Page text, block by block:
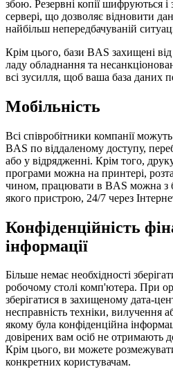
збою. Резервні копії шифруються і
сервері, що дозволяє відновити
найбільш непередбачуваній
Крім цього, бази BAS захищені від
ладу обладнання та
всі зусилля, щоб ваша база даних
Мобільність
Всі співробітники компанії
BAS по віддаленому доступу,
або у відрядженні. Крім того,
програми можна на принтері,
чином, працювати в BAS можна з
якого пристрою, 24/7 через
Конфіденційність
інформації
Більше немає необхідності
робочому столі комп'ютера. При
зберігатися в захищеному дата-
несправність техніки, вилучення
якому була конфіденційна
довірених вам осіб не отримають
Крім цього, ви можете
конкретних користувачам.